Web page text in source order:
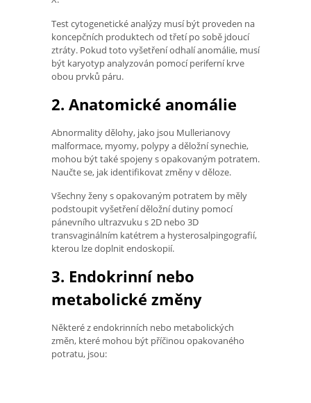
Test cytogenetické analýzy musí být proveden na
koncepčních produktech od třetí po sobě jdoucí
ztráty. Pokud toto vyšetření odhalí anomálie, musí
být karyotyp analyzován pomocí periferní krve
obou prvků páru.
2. Anatomické anomálie
Abnormality dělohy, jako jsou Mullerianovy
malformace, myomy, polypy a děložní synechie,
mohou být také spojeny s opakovaným potratem.
Naučte se, jak identifikovat změny v děloze.
Všechny ženy s opakovaným potratem by měly
podstoupit vyšetření děložní dutiny pomocí
pánevního ultrazvuku s 2D nebo 3D
transvaginálním katétrem a hysterosalpingografií,
kterou lze doplnit endoskopií.
3. Endokrinní nebo
metabolické změny
Některé z endokrinních nebo metabolických
změn, které mohou být příčinou opakovaného
potratu, jsou: